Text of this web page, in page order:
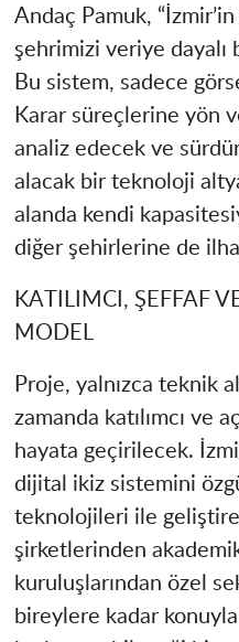
Andaç Pamuk,
şehrimizi veriye dayalı
Bu sistem, sadece
Karar süreçlerine yön
analiz edecek ve
alacak bir teknoloji
alanda kendi
diğer şehirlerine de
KATILIMCI, ŞEFFAF
MODEL
Proje, yalnızca teknik
zamanda katılımcı ve
hayata geçirilecek.
dijital ikiz sistemini
teknolojileri ile
şirketlerinden
kuruluşlarından özel
bireylere kadar